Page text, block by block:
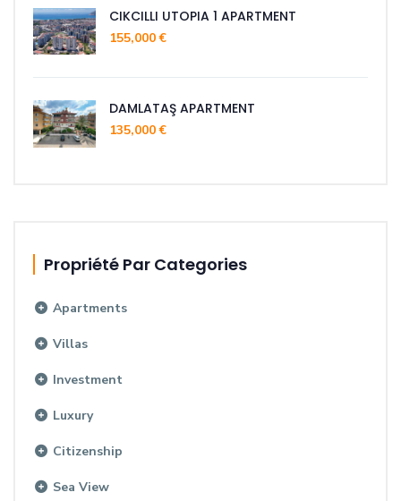
CIKCILLI UTOPIA 1 APARTMENT
155,000 €
DAMLATAŞ APARTMENT
135,000 €
Propriété Par Categories
Apartments
Villas
Investment
Luxury
Citizenship
Sea View